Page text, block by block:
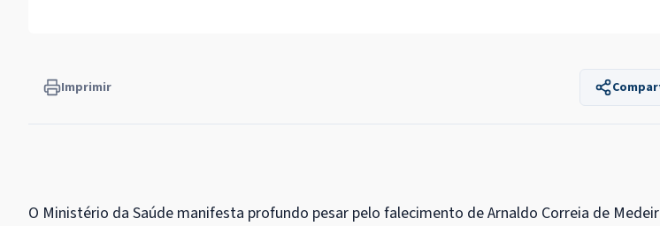
Imprimir
O Ministério da Saúde manifesta profundo pesar pelo falecimento de Arnaldo Correia de